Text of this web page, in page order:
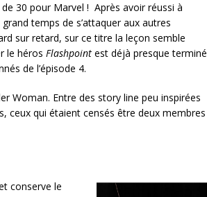
30 pour Marvel ! Après avoir réussi à
temps de s’attaquer aux autres
sur retard, sur ce titre la leçon semble
le héros Flashpoint est déjà presque terminé
de l’épisode 4.
Woman. Entre des story line peu inspirées
ceux qui étaient censés être deux membres
conserve le